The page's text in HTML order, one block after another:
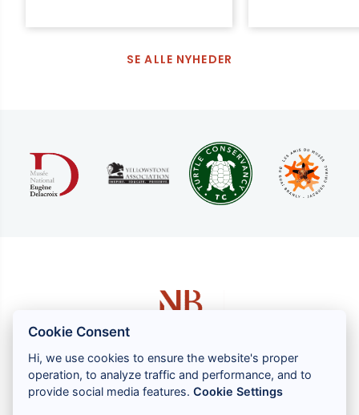
SE ALLE NYHEDER
1 rue Louis GASSIN - 06300 NICE
Cookie Consent
Hi, we use cookies to ensure the website's proper
operation, to analyze traffic and performance, and to
provide social media features.Cookie Settings